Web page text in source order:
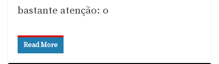
bastante atenção: o
Read More